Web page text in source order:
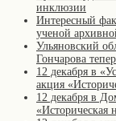
инклюзии
Интересный
ученой
Ульяновский
Гончарова
12 декабря в
акция
12 декабря в
«Историческая